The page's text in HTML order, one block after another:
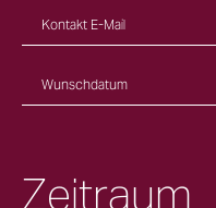
Kontakt E-Mail
Wunschdatum
Zeitraum